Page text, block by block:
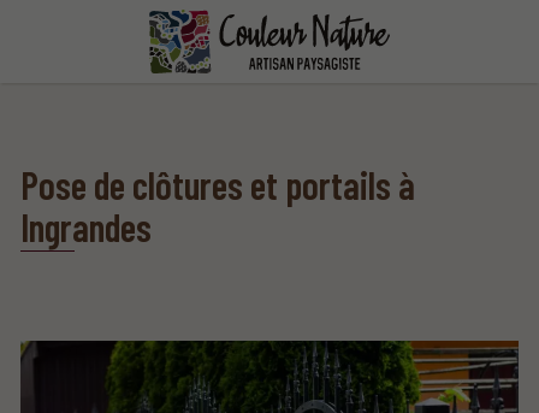
Pose de clôtures et portails à
Ingrandes